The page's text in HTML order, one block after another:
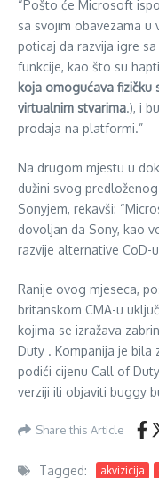
“Pošto će Microsoft
sa svojim obavezama
poticaj da razvija igre
funkcije, kao što su
koja omogućava fizičku
virtualnim stvarima.), i
prodaja na platformi.”
Na drugom mjestu u
dužini svog
Sonyjem, rekavši:
dovoljan da Sony, kao
razvije alternative CoD-u
Ranije ovog mjeseca,
britanskom CMA-u
kojima se izražava
Duty . Kompanija je
podići cijenu Call of
verziji ili objaviti buggy
Share this Article
Tagged: akvizicija